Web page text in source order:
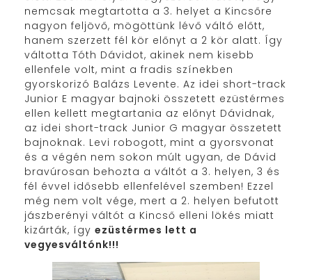
nemcsak megtartotta a 3. helyet a Kincsőre
nagyon feljövő, mögöttünk lévő váltó előtt,
hanem szerzett fél kör előnyt a 2 kör alatt. Így
váltotta Tóth Dávidot, akinek nem kisebb
ellenfele volt, mint a fradis színekben
gyorskorizó Balázs Levente. Az idei short-track
Junior E magyar bajnoki összetett ezüstérmes
ellen kellett megtartania az előnyt Dávidnak,
az idei short-track Junior G magyar összetett
bajnoknak. Levi robogott, mint a gyorsvonat
és a végén nem sokon múlt ugyan, de Dávid
bravúrosan behozta a váltót a 3. helyen, 3 és
fél évvel idősebb ellenfelével szemben! Ezzel
még nem volt vége, mert a 2. helyen befutott
jászberényi váltót a Kincső elleni lökés miatt
kizárták, így ezüstérmes lett a
vegyesváltónk!!!